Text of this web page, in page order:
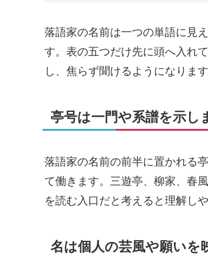
落語家の名前は一つの単語に見
す。表の五つだけ先に頭へ入れ
し、焦らず聞けるようになります
亭号は一門や系譜を示し
落語家の名前の前半に置かれる
て働きます。三遊亭、柳家、春
を読む入口だと考えると理解しや
名は個人の芸風や願いを